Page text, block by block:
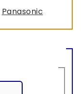
Panasonic